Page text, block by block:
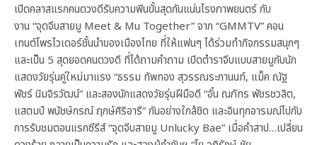
เปิดคลาสแรกคนดวงดีรับความฟินขั้นสุดกันแน่นโรงภาพยนตร์ กับ
งาน “จุดจีบสายมู Meet & Mu Together” จาก “GMMTV” คอน
เทนต์โพรไวเดอร์ชั้นนำของเมืองไทย ที่ให้แฟนๆ ได้ร่วมทำกิจกรรมสนุกๆ
และเป็น 5 สุดยอดคนดวงดี ที่ได้ถามคำถาม เปิดตำราจีบแบบสายมูกับนัก
แสดงวัยรุ่นคู่ใหม่มาแรง “ธรรม ทัพทอง สุวรรณระกานนท์, แม็ค ณัฐ
พัชร์ นิมจิรวัฒน์” และสองนักแสดงวัยรุ่นฝีมือดี “อั๋น ณภัทร พัชรชวลิต,
แสตมป์ พนัชษ์กรณ์ ฤกษ์ศิริอารี” กันอย่างใกล้ชิด และอินทุกอารมณ์ไปกับ
การรับชมตอนแรกซีรีส์ “จุดจีบสายมู Unlucky Bae” เมื่อคำสาป…เปลี่ยน